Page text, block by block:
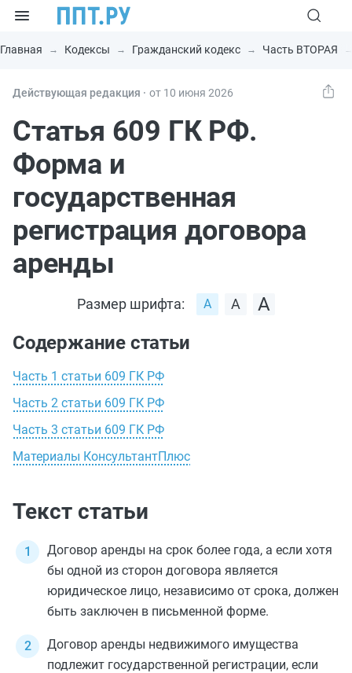
Главная Кодексы Гражданский кодекс Часть ВТОРАЯ
Действующая редакция ⸱ от 10 июня 2026
Статья 609 ГК РФ.
Форма и
государственная
регистрация договора
аренды
Размер шрифта:
Содержание статьи
Часть 1 статьи 609 ГК РФ
Часть 2 статьи 609 ГК РФ
Часть 3 статьи 609 ГК РФ
Материалы КонсультантПлюс
Текст статьи
Договор аренды на срок более года, а если хотя
бы одной из сторон договора является
юридическое лицо, независимо от срока, должен
быть заключен в письменной форме.
Договор аренды недвижимого имущества
подлежит государственной регистрации, если